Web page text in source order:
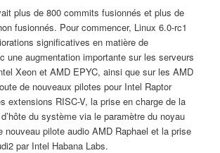
plus de 800 commits fusionnés et plus de
fusionnés. Pour commencer, Linux 6.0-rc1
significatives en matière de
une augmentation importante sur les serveurs
Xeon et AMD EPYC, ainsi que sur les AMD
de nouveaux pilotes pour Intel Raptor
extensions RISC-V, la prise en charge de la
du système via le paramètre du noyau
nouveau pilote audio AMD Raphael et la prise
par Intel Habana Labs.